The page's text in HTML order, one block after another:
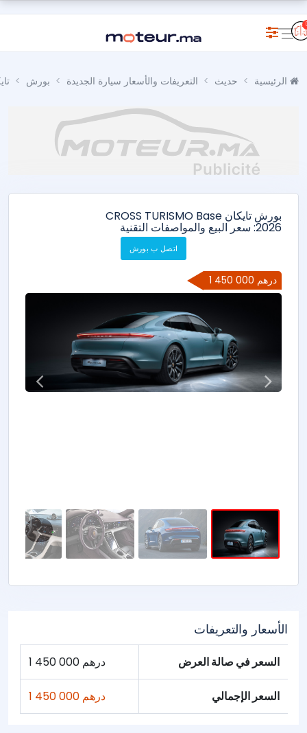
حديث التعريفات والأسعار سيارة الجديدة بورش
بورش تايكان CROSS TURISMO Base
2026: سعر البيع والمواصفات التقنية
اتصل ب بورش
1 450 000 درهم
الأسعار والتعريفات
السعر في صالة العرض 1 450 000 درهم
السعر الإجمالي 1 450 000 درهم